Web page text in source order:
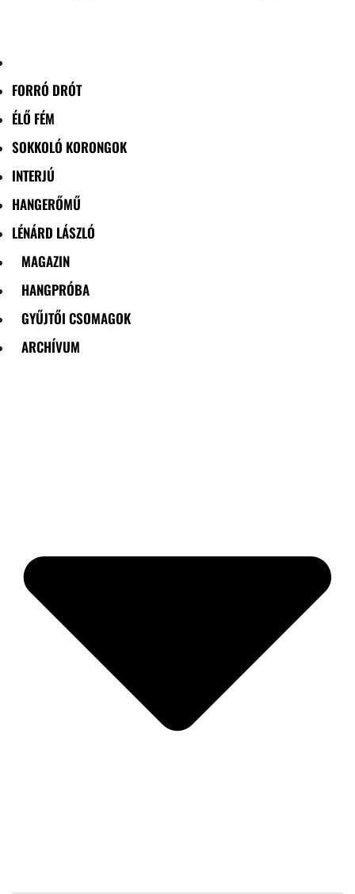
FORRÓ DRÓT
ÉLŐ FÉM
SOKKOLÓ KORONGOK
INTERJÚ
HANGERŐMŰ
LÉNÁRD LÁSZLÓ
MAGAZIN
HANGPRÓBA
GYŰJTŐI CSOMAGOK
ARCHÍVUM